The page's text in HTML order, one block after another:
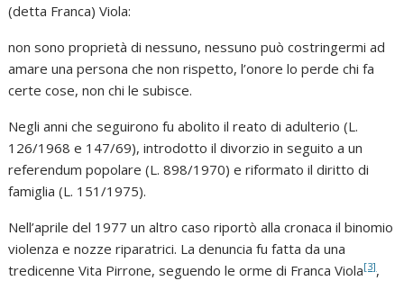
(detta Franca) Viola:
non sono proprietà di nessuno, nessuno può costringermi ad
amare una persona che non rispetto, l’onore lo perde chi fa
certe cose, non chi le subisce.
Negli anni che seguirono fu abolito il reato di adulterio (L.
126/1968 e 147/69), introdotto il divorzio in seguito a un
referendum popolare (L. 898/1970) e riformato il diritto di
famiglia (L. 151/1975).
Nell’aprile del 1977 un altro caso riportò alla cronaca il binomio
violenza e nozze riparatrici. La denuncia fu fatta da una
tredicenne Vita Pirrone, seguendo le orme di Franca Viola[3],